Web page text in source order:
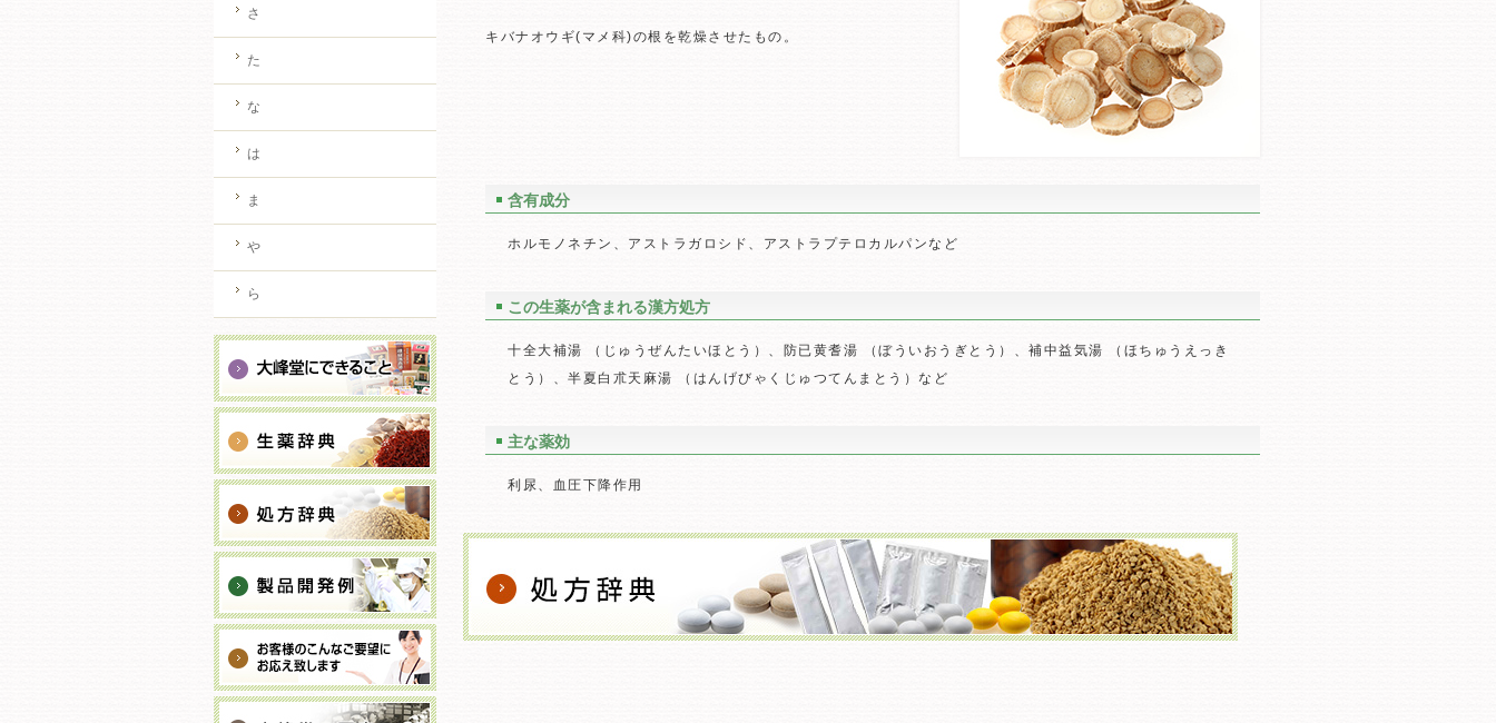
キバナオウギ(マメ科)の根を乾燥させたもの。
含有成分
ホルモノネチン、アストラガロシド、アストラプテロカルパンなど
この生薬が含まれる漢方処方
十全大補湯 （じゅうぜんたいほとう）、防已黄耆湯 （ぼういおうぎとう）、補中益気湯 （ほちゅうえっき
とう）、半夏白朮天麻湯 （はんげびゃくじゅつてんまとう）など
主な薬効
利尿、血圧下降作用
さ
た
な
は
ま
や
ら